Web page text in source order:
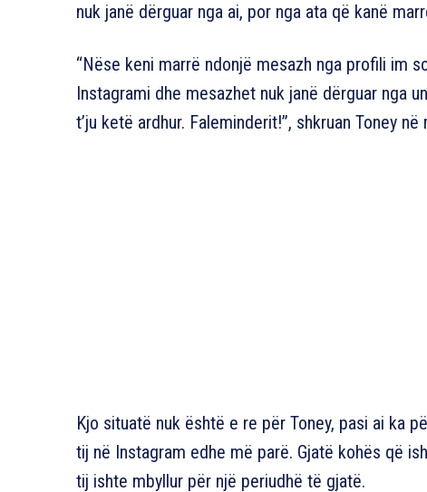
nuk janë dërguar nga ai, por nga ata që kanë
“Nëse keni marrë ndonjë mesazh nga profili im
Instagrami dhe mesazhet nuk janë dërguar nga
t’ju ketë ardhur. Faleminderit!”, shkruan Toney
Kjo situatë nuk është e re për Toney, pasi ai ka
tij në Instagram edhe më parë. Gjatë kohës që
tij ishte mbyllur për një periudhë të gjatë.